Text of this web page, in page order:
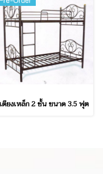
เตียงเหล็ก 2 ชั้น ขนาด 3.5 ฟุต